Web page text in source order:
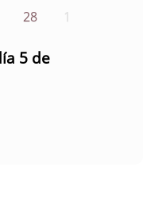
28 1
5 de